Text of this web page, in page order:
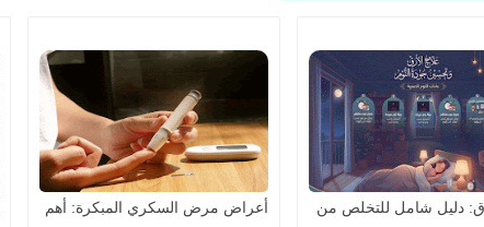
دليل شامل للتخلص من
أعراض مرض السكري المبكرة: أهم